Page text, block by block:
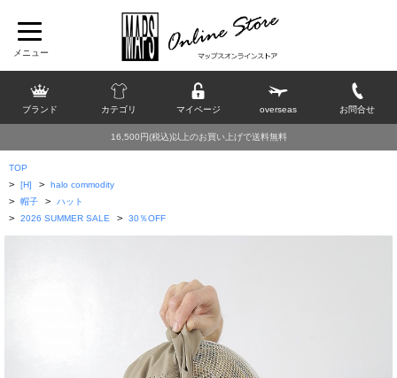
ブランド カテゴリ マイページ overseas お問合せ
16,500円(税込)以上のお買い上げで送料無料
TOP
> [H] > halo commodity
> 帽子 > ハット
> 2026 SUMMER SALE > 30％OFF